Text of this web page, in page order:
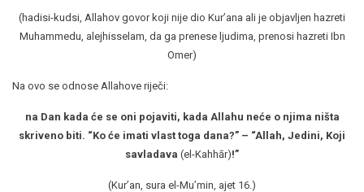
(hadisi-kudsi, Allahov govor koji nije dio Kur’ana ali je objavljen hazreti
Muhammedu, alejhisselam, da ga prenese ljudima, prenosi hazreti Ibn
Omer)
Na ovo se odnose Allahove riječi:
na Dan kada će se oni pojaviti, kada Allahu neće o njima ništa
skriveno biti. “Ko će imati vlast toga dana?” – “Allah, Jedini, Koji
savladava (el-Kahhār)!”
(Kur’an, sura el-Mu’min, ajet 16.)